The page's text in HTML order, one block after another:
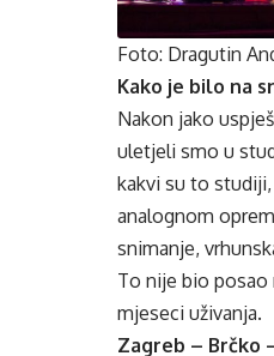
Foto: Dragutin
Kako je bilo na
Nakon jako
uletjeli smo u
kakvi su to
analognom
snimanje,
To nije bio posao
mjeseci uživanja.
Zagreb – Brčko